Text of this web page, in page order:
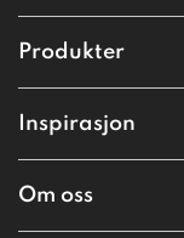
Produkter
Inspirasjon
Om oss